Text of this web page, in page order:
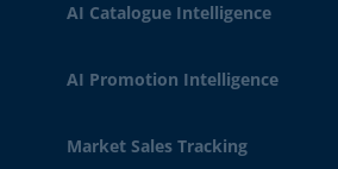
AI Catalogue Intelligence
AI Promotion Intelligence
Market Sales Tracking